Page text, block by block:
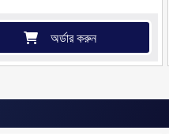
অর্ডার করুন